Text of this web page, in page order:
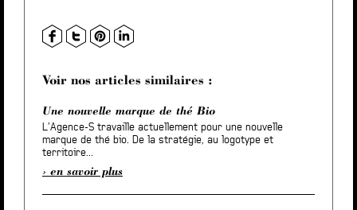
Voir nos articles similaires :
Une nouvelle marque de thé Bio
L’Agence-S travaille actuellement pour une nouvelle
marque de thé bio. De la stratégie, au logotype et
territoire...
en savoir plus